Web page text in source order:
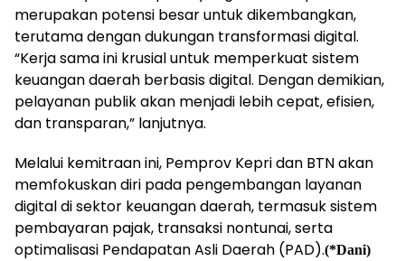
merupakan potensi besar untuk dikembangkan,
terutama dengan dukungan transformasi digital.
“Kerja sama ini krusial untuk memperkuat sistem
keuangan daerah berbasis digital. Dengan demikian,
pelayanan publik akan menjadi lebih cepat, efisien,
dan transparan,” lanjutnya.
Melalui kemitraan ini, Pemprov Kepri dan BTN akan
memfokuskan diri pada pengembangan layanan
digital di sektor keuangan daerah, termasuk sistem
pembayaran pajak, transaksi nontunai, serta
optimalisasi Pendapatan Asli Daerah (PAD).(*Dani)